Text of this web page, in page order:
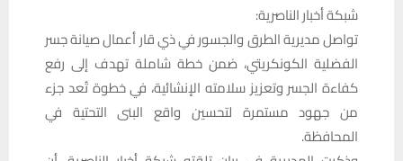
شبكة أخبار الناصرية:
تواصل مديرية الطرق والجسور في ذي قار أعمال صيانة جسر
الفضلية الكونكريتي، ضمن خطة شاملة تهدف إلى رفع
كفاءة الجسر وتعزيز سلامته الإنشائية، في خطوة تُعد جزء
من جهود مستمرة لتحسين واقع البنى التحتية في
المحافظة.